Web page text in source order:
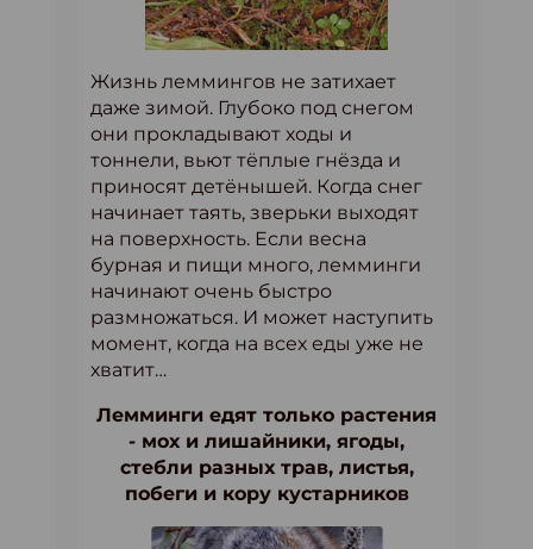
Жизнь леммингов не затихает
даже зимой. Глубоко под снегом
они прокладывают ходы и
тоннели, вьют тёплые гнёзда и
приносят детёнышей. Когда снег
начинает таять, зверьки выходят
на поверхность. Если весна
бурная и пищи много, лемминги
начинают очень быстро
размножаться. И может наступить
момент, когда на всех еды уже не
хватит…
Лемминги едят только растения
- мох и лишайники, ягоды,
стебли разных трав, листья,
побеги и кору кустарников